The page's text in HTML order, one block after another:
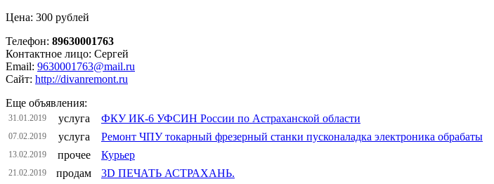
Цена: 300 рублей
Телефон: 89630001763
Контактное лицо: Сергей
Email: 9630001763@mail.ru
Сайт: http://divanremont.ru
Еще объявления:
31.01.2019 услуга ФКУ ИК-6 УФСИН России по Астраханской области
07.02.2019 услуга Ремонт ЧПУ токарный фрезерный станки пусконаладка электроника обрабаты
13.02.2019 прочее Курьер
21.02.2019 продам 3D ПЕЧАТЬ АСТРАХАНЬ.